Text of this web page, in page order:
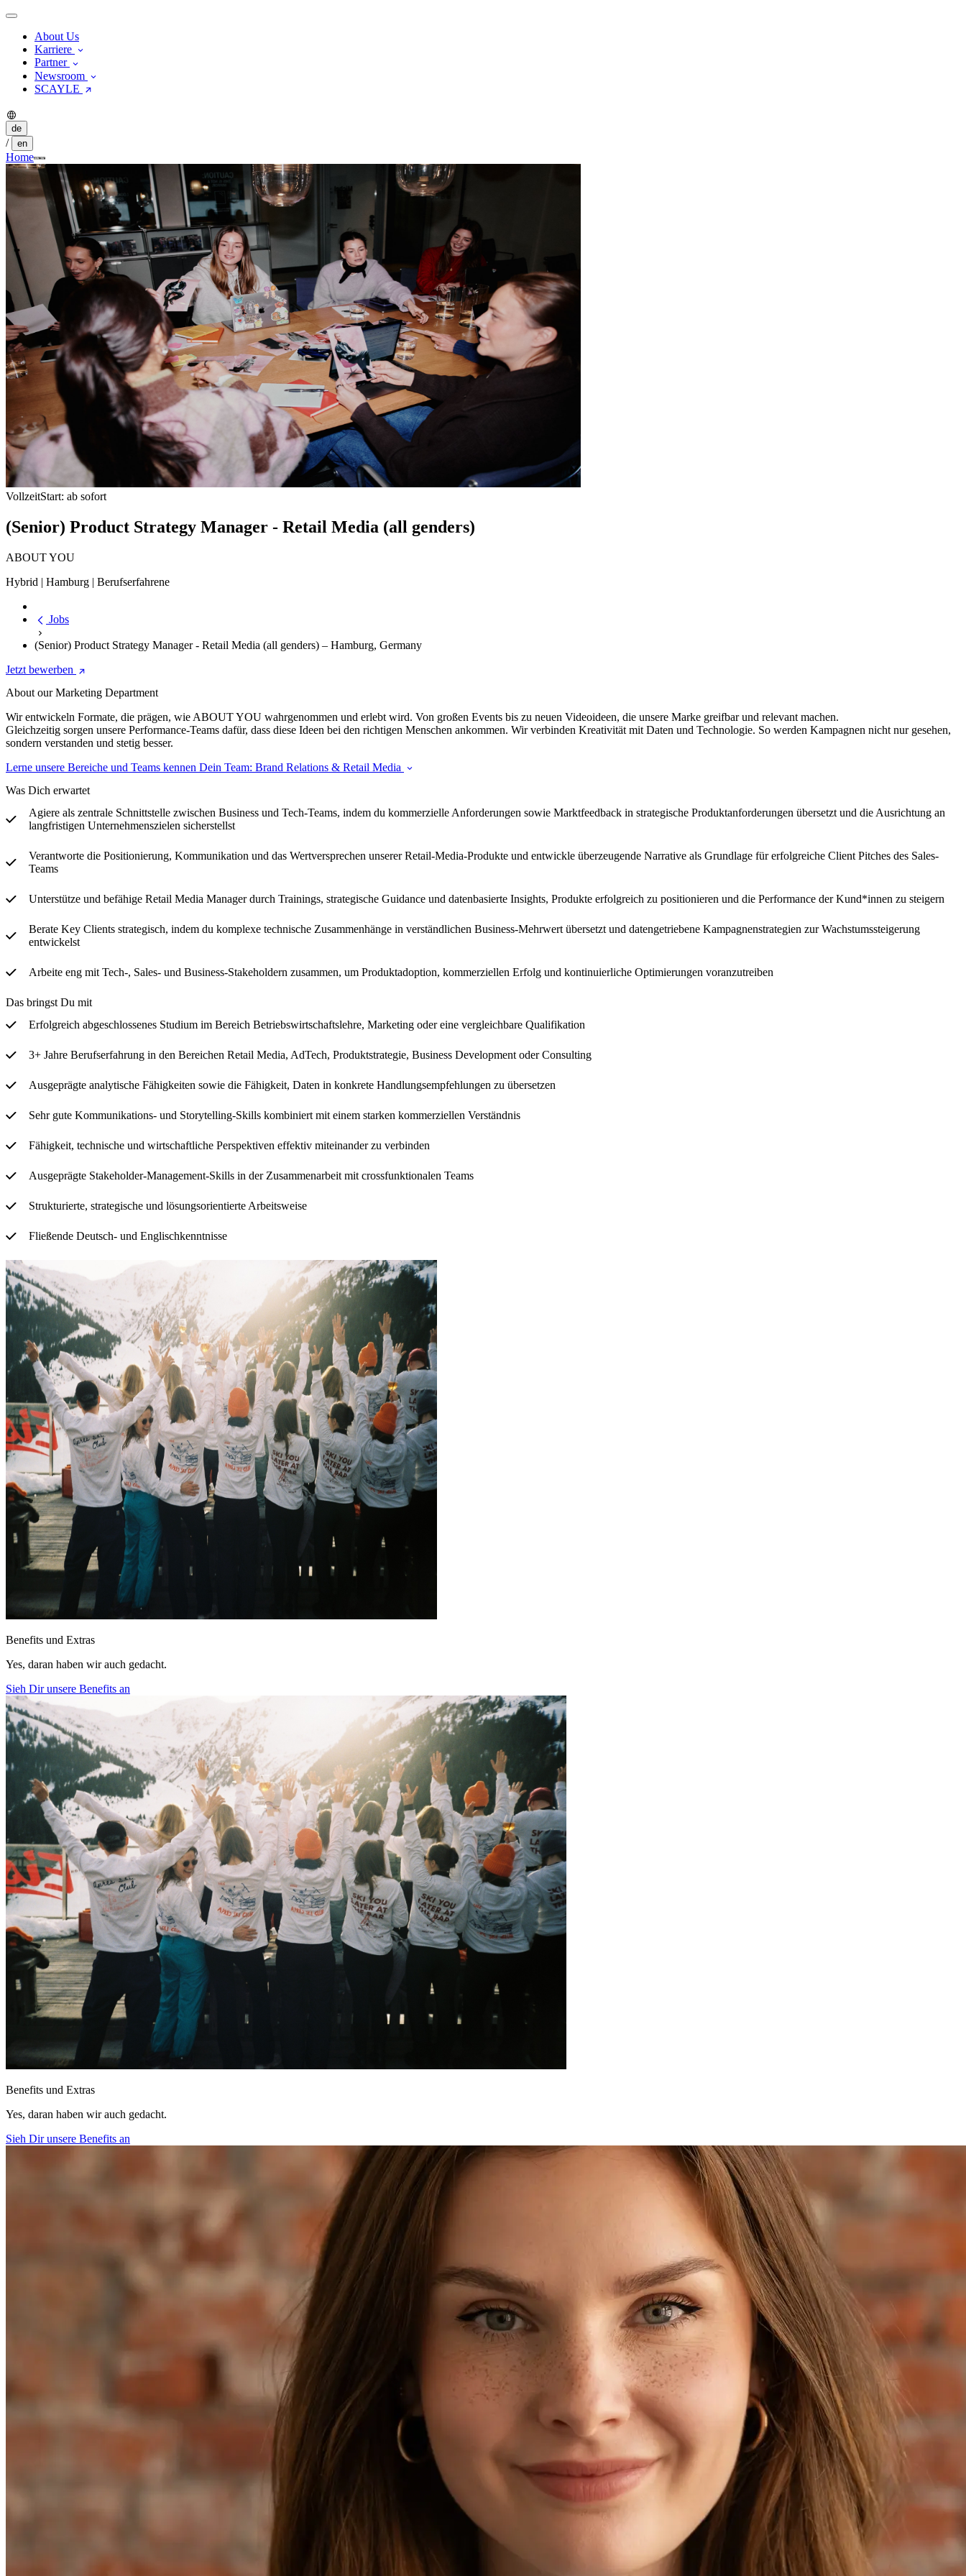
About Us
Karriere
Partner
Newsroom
SCAYLE
de
/ en
Home
VollzeitStart: ab sofort
(Senior) Product Strategy Manager - Retail Media (all genders)
ABOUT YOU
Hybrid | Hamburg | Berufserfahrene
Jobs
(Senior) Product Strategy Manager - Retail Media (all genders) – Hamburg, Germany
Jetzt bewerben
About our Marketing Department
Wir entwickeln Formate, die prägen, wie ABOUT YOU wahrgenommen und erlebt wird. Von großen Events bis zu neuen Videoideen, die unsere Marke greifbar und relevant machen.
Gleichzeitig sorgen unsere Performance-Teams dafür, dass diese Ideen bei den richtigen Menschen ankommen. Wir verbinden Kreativität mit Daten und Technologie. So werden Kampagnen nicht nur gesehen,
sondern verstanden und stetig besser.
Lerne unsere Bereiche und Teams kennen Dein Team: Brand Relations & Retail Media
Was Dich erwartet
Agiere als zentrale Schnittstelle zwischen Business und Tech-Teams, indem du kommerzielle Anforderungen sowie Marktfeedback in strategische Produktanforderungen übersetzt und die Ausrichtung an
langfristigen Unternehmenszielen sicherstellst
Verantworte die Positionierung, Kommunikation und das Wertversprechen unserer Retail-Media-Produkte und entwickle überzeugende Narrative als Grundlage für erfolgreiche Client Pitches des Sales-
Teams
Unterstütze und befähige Retail Media Manager durch Trainings, strategische Guidance und datenbasierte Insights, Produkte erfolgreich zu positionieren und die Performance der Kund*innen zu steigern
Berate Key Clients strategisch, indem du komplexe technische Zusammenhänge in verständlichen Business-Mehrwert übersetzt und datengetriebene Kampagnenstrategien zur Wachstumssteigerung
entwickelst
Arbeite eng mit Tech-, Sales- und Business-Stakeholdern zusammen, um Produktadoption, kommerziellen Erfolg und kontinuierliche Optimierungen voranzutreiben
Das bringst Du mit
Erfolgreich abgeschlossenes Studium im Bereich Betriebswirtschaftslehre, Marketing oder eine vergleichbare Qualifikation
3+ Jahre Berufserfahrung in den Bereichen Retail Media, AdTech, Produktstrategie, Business Development oder Consulting
Ausgeprägte analytische Fähigkeiten sowie die Fähigkeit, Daten in konkrete Handlungsempfehlungen zu übersetzen
Sehr gute Kommunikations- und Storytelling-Skills kombiniert mit einem starken kommerziellen Verständnis
Fähigkeit, technische und wirtschaftliche Perspektiven effektiv miteinander zu verbinden
Ausgeprägte Stakeholder-Management-Skills in der Zusammenarbeit mit crossfunktionalen Teams
Strukturierte, strategische und lösungsorientierte Arbeitsweise
Fließende Deutsch- und Englischkenntnisse
Benefits und Extras
Yes, daran haben wir auch gedacht.
Sieh Dir unsere Benefits an
Benefits und Extras
Yes, daran haben wir auch gedacht.
Sieh Dir unsere Benefits an